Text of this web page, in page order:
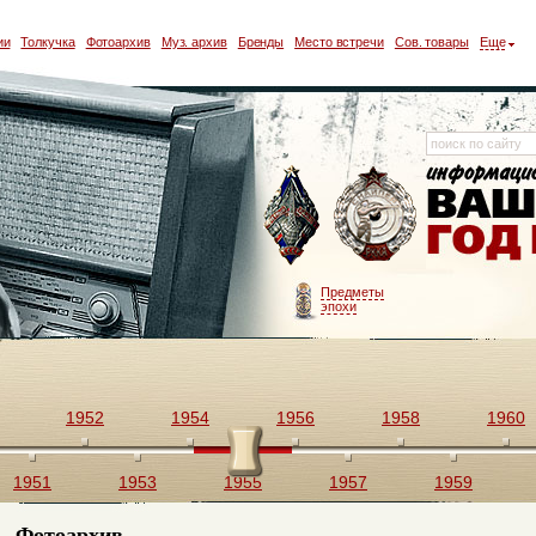
Толкучка Фотоархив Муз. архив Бренды Место встречи Сов. товары Еще
Предметы
эпохи
1951
1952
1953
1954
1955
1956
1957
1958
1959
1960